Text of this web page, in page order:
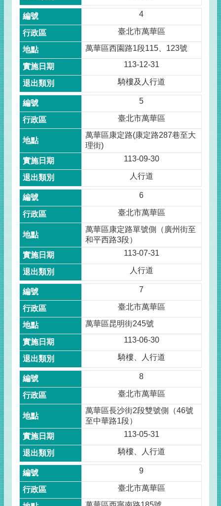
4
臺北市萬華區
萬華區西園路1段115、123號
113-12-31
騎樓及人行道
5
臺北市萬華區
萬華區康定路(康定路287巷至大
理街)
113-09-30
人行道
6
臺北市萬華區
萬華區康定路單號側（廣州街至
和平西路3段）
113-07-31
人行道
7
臺北市萬華區
萬華區昆明街245號
113-06-30
騎樓、人行道
8
臺北市萬華區
萬華區長沙街2段雙號側（46號
至中華路1段）
113-05-31
騎樓、人行道
9
臺北市萬華區